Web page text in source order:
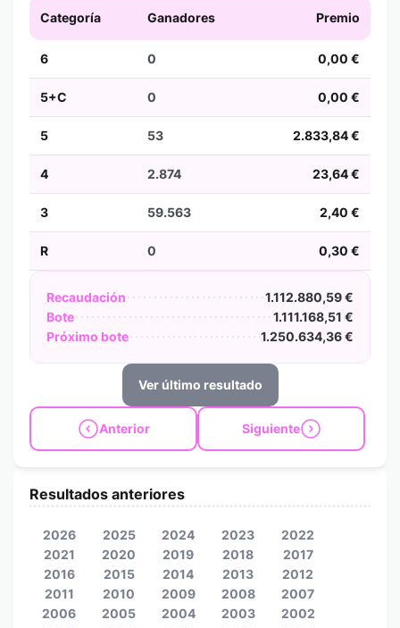
Categoría Ganadores Premio
6 0 0,00 €
5+C 0 0,00 €
5 53 2.833,84 €
4 2.874 23,64 €
3 59.563 2,40 €
R 0 0,30 €
Recaudación
1.112.880,59 €
Bote
1.111.168,51 €
Próximo bote
1.250.634,36 €
Ver último resultado
Anterior Siguiente
Resultados anteriores
2026 2025 2024 2023
2022
2021
2020 2019 2018
2017
2016
2015 2014 2013
2012
2011
2010 2009 2008
2007
2006
2005 2004 2003
2002